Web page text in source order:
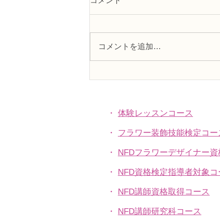
ケットアレンジ」
コメントを追加…
・ 体験レッスンコース
・ フラワー装飾技能検定コー
・ NFDフラワーデザイナー
・ NFD資格検定指導者対象
・ NFD講師資格取得コース
・ NFD講師研究科コース